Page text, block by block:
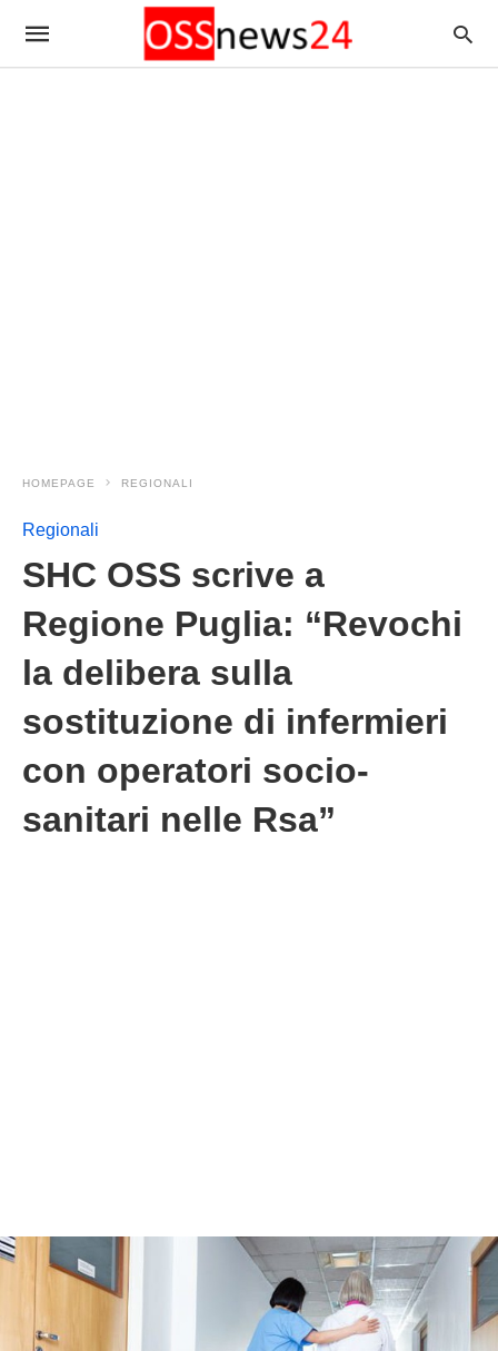
HOMEPAGE REGIONALI
Regionali
SHC OSS scrive a
Regione Puglia: “Revochi
la delibera sulla
sostituzione di infermieri
con operatori socio-
sanitari nelle Rsa”